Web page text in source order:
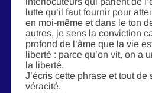
lutte qu’il faut fournir pour
en moi-même et dans le ton
autres, je sens la conviction
profond de l’âme que la vie
liberté : parce qu’on vit, on a
la liberté.
J’écris cette phrase et tout de
véracité.